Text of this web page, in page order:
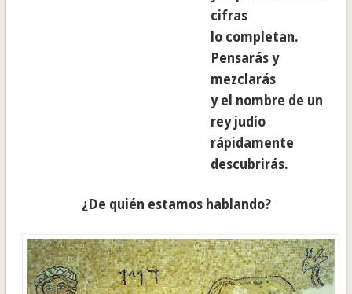
cifras
lo completan.
Pensarás y
mezclarás
y el nombre de un
rey judío
rápidamente
descubrirás.
¿De quién estamos hablando?